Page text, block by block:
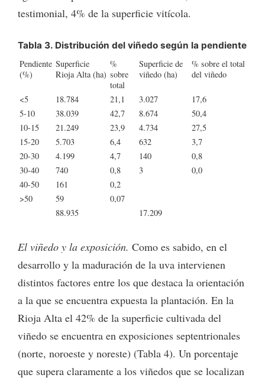
testimonial, 4% de la superficie vitícola.
Tabla 3. Distribución del viñedo según la pendiente
Pendiente
(%)
Superficie
Rioja Alta (ha)
%
sobre
total
Superficie de
viñedo (ha)
% sobre el total
del viñedo
<5 18.784 21,1 3.027
17,6
5-10
38.039 42,7 8.674
50,4
10-15
21.249 23,9 4.734
27,5
15-20
5.703 6,4 632
3,7
20-30
4.199 4,7 140
0,8
30-40
740 0,8 3
0,0
40-50
161
0,2
>50
59
0,07
88.935
17.209
El viñedo y la exposición. Como es sabido, en el
desarrollo y la maduración de la uva intervienen
distintos factores entre los que destaca la orientación
a la que se encuentra expuesta la plantación. En la
Rioja Alta el 42% de la superficie cultivada del
viñedo se encuentra en exposiciones septentrionales
(norte, noroeste y noreste) (Tabla 4). Un porcentaje
que supera claramente a los viñedos que se localizan